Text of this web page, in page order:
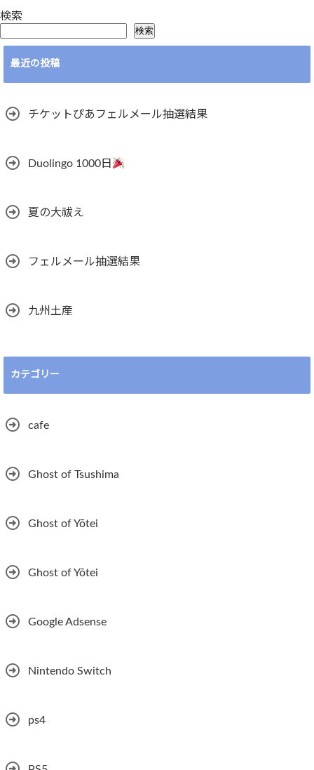
検索
検索
最近の投稿
チケットぴあフェルメール抽選結果
Duolingo 1000日
夏の大祓え
フェルメール抽選結果
九州土産
カテゴリー
cafe
Ghost of Tsushima
Ghost of Yōtei
Ghost of Yōtei
Google Adsense
Nintendo Switch
ps4